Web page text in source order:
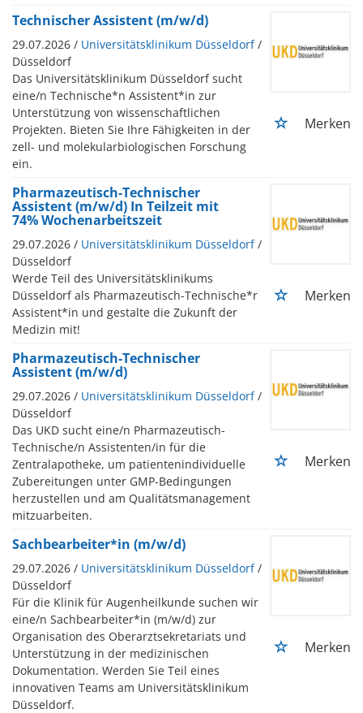
Technischer Assistent (m/w/d)
29.07.2026 / Universitätsklinikum Düsseldorf /
Düsseldorf
Das Universitätsklinikum Düsseldorf sucht
eine/n Technische*n Assistent*in zur
Unterstützung von wissenschaftlichen
Projekten. Bieten Sie Ihre Fähigkeiten in der
zell- und molekularbiologischen Forschung
ein.
Merken
Pharmazeutisch-Technischer
Assistent (m/w/d) In Teilzeit mit
74% Wochenarbeitszeit
29.07.2026 / Universitätsklinikum Düsseldorf /
Düsseldorf
Werde Teil des Universitätsklinikums
Düsseldorf als Pharmazeutisch-Technische*r
Assistent*in und gestalte die Zukunft der
Medizin mit!
Merken
Pharmazeutisch-Technischer
Assistent (m/w/d)
29.07.2026 / Universitätsklinikum Düsseldorf /
Düsseldorf
Das UKD sucht eine/n Pharmazeutisch-
Technische/n Assistenten/in für die
Zentralapotheke, um patientenindividuelle
Zubereitungen unter GMP-Bedingungen
herzustellen und am Qualitätsmanagement
mitzuarbeiten.
Merken
Sachbearbeiter*in (m/w/d)
29.07.2026 / Universitätsklinikum Düsseldorf /
Düsseldorf
Für die Klinik für Augenheilkunde suchen wir
eine/n Sachbearbeiter*in (m/w/d) zur
Organisation des Oberarztsekretariats und
Unterstützung in der medizinischen
Dokumentation. Werden Sie Teil eines
innovativen Teams am Universitätsklinikum
Düsseldorf.
Merken